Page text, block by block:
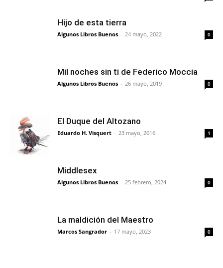
Hijo de esta tierra
Algunos Libros Buenos - 24 mayo, 2022 0
Mil noches sin ti de Federico Moccia
Algunos Libros Buenos - 26 mayo, 2019 0
El Duque del Altozano
Eduardo H. Visquert - 23 mayo, 2016 1
Middlesex
Algunos Libros Buenos - 25 febrero, 2024 0
La maldición del Maestro
Marcos Sangrador - 17 mayo, 2023 0